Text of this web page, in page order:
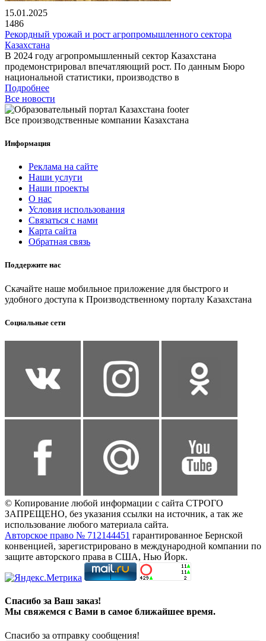
15.01.2025
1486
Рекордный урожай и рост агропромышленного сектора
Казахстана
В 2024 году агропромышленный сектор Казахстана
продемонстрировал впечатляющий рост. По данным Бюро
национальной статистики, производство в
Подробнее
Все новости
Все производственные компании Казахстана
Информация
Реклама на сайте
Наши услуги
Наши проекты
О нас
Условия использования
Связаться с нами
Карта сайта
Обратная связь
Поддержите нас
Скачайте наше мобильное приложение для быстрого и
удобного доступа к Производственному порталу Казахстана
Социальные сети
© Копирование любой информации с сайта СТРОГО
ЗАПРЕЩЕНО, без указания ссылки на источник, а так же
использование любого материала сайта.
Авторское право № 712144451 гарантированное Бернской
конвенцией, зарегистрировано в международной компании по
защите авторского права в США, Нью Йорк.
Спасибо за Ваш заказ!
Мы свяжемся с Вами в самое ближайшее время.
Спасибо за отправку сообщения!